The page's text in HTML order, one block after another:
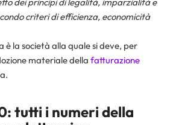
criteri di efficienza, economicità
è la società alla quale si deve, per
materiale della fatturazione
tutti i numeri della